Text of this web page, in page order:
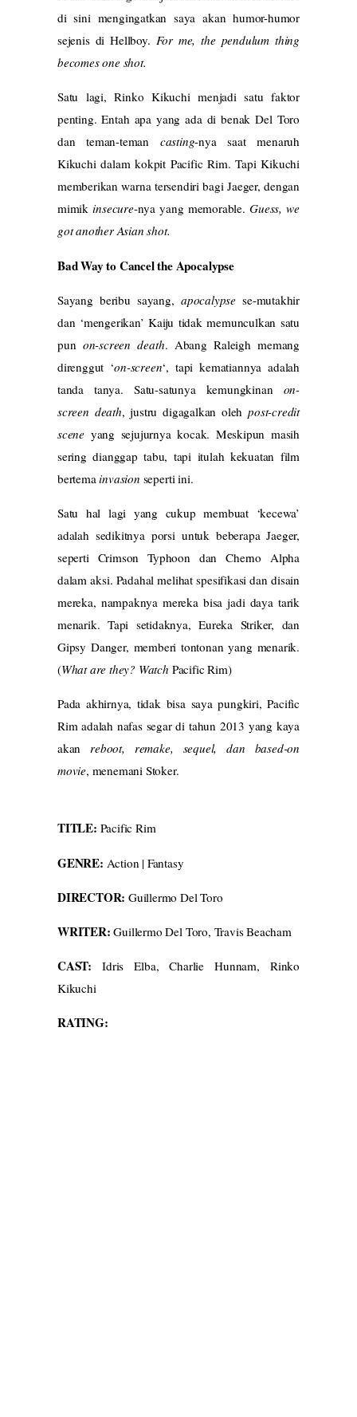
di sini mengingatkan saya akan humor-humor
sejenis di Hellboy. For me, the pendulum thing
becomes one shot.
Satu lagi, Rinko Kikuchi menjadi satu faktor
penting. Entah apa yang ada di benak Del Toro
dan teman-teman casting-nya saat menaruh
Kikuchi dalam kokpit Pacific Rim. Tapi Kikuchi
memberikan warna tersendiri bagi Jaeger, dengan
mimikinsecure-nya yang memorable.Guess, we
got another Asian shot.
Bad Way to Cancel the Apocalypse
Sayang beribu sayang, apocalypsese-mutakhir
dan ‘mengerikan’ Kaiju tidak memunculkan satu
pun on-screen death. Abang Raleigh memang
direnggut ‘on-screen‘, tapi kematiannya adalah
tanda tanya. Satu-satunya kemungkinan on-
screen death, justru digagalkan olehpost-credit
scene yang sejujurnya kocak. Meskipun masih
sering dianggap tabu, tapi itulah kekuatan film
bertemainvasion seperti ini.
Satu hal lagi yang cukup membuat ‘kecewa’
adalah sedikitnya porsi untuk beberapa Jaeger,
seperti Crimson Typhoon dan Cherno Alpha
dalam aksi. Padahal melihat spesifikasi dan disain
mereka, nampaknya mereka bisa jadi daya tarik
menarik. Tapi setidaknya, Eureka Striker, dan
Gipsy Danger, memberi tontonan yang menarik.
(What are they? Watch Pacific Rim)
Pada akhirnya, tidak bisa saya pungkiri, Pacific
Rim adalah nafas segar di tahun 2013 yang kaya
akanreboot, remake, sequel, dan based-on
movie, menemani Stoker.
TITLE: Pacific Rim
GENRE: Action | Fantasy
DIRECTOR: Guillermo Del Toro
WRITER: Guillermo Del Toro, Travis Beacham
CAST: Idris Elba, Charlie Hunnam, Rinko
Kikuchi
RATING: